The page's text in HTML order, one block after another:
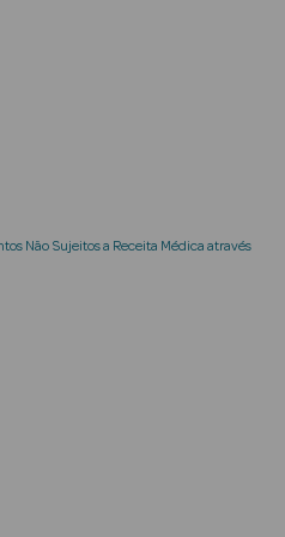
Não Sujeitos a Receita Médica através